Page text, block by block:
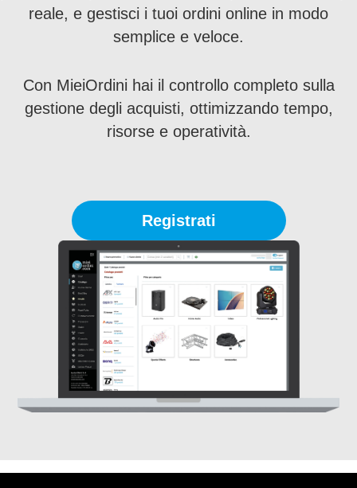
reale, e gestisci i tuoi ordini online in modo
semplice e veloce.
Con MieiOrdini hai il controllo completo sulla
gestione degli acquisti, ottimizzando tempo,
risorse e operatività.
Registrati